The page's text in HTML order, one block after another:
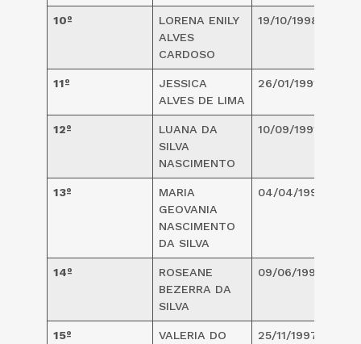
10º
LORENA ENILY
ALVES
CARDOSO
19/10/1998
11º
JESSICA
ALVES DE LIMA
26/01/1991
12º
LUANA DA
SILVA
NASCIMENTO
10/09/1991
13º
MARIA
GEOVANIA
NASCIMENTO
DA SILVA
04/04/1997
14º
ROSEANE
BEZERRA DA
SILVA
09/06/1997
15º
VALERIA DO
25/11/1997